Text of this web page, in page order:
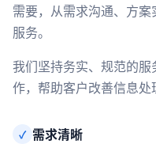
需要，从需求沟通、方
服务。
我们坚持务实、规范的
作，帮助客户改善信息处
✓ 需求清晰